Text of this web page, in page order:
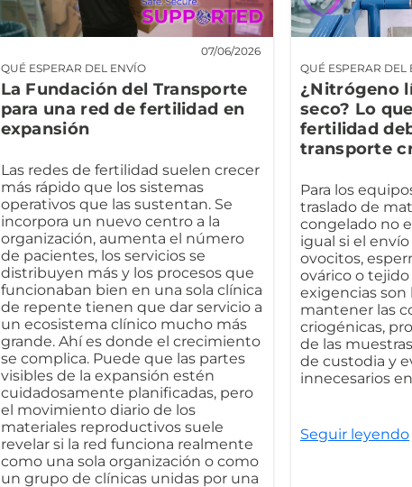
QUÉ ESPERAR DEL ENVÍO
07/06/2026
La Fundación del Transporte
para una red de fertilidad en
expansión
Las redes de fertilidad suelen crecer
más rápido que los sistemas
operativos que las sustentan. Se
incorpora un nuevo centro a la
organización, aumenta el número
de pacientes, los servicios se
distribuyen más y los procesos que
funcionaban bien en una sola clínica
de repente tienen que dar servicio a
un ecosistema clínico mucho más
grande. Ahí es donde el crecimiento
se complica. Puede que las partes
visibles de la expansión estén
cuidadosamente planificadas, pero
el movimiento diario de los
materiales reproductivos suele
revelar si la red funciona realmente
como una sola organización o como
un grupo de clínicas unidas por una
QUÉ ESPERAR DEL
¿Nitrógeno
seco? Lo
fertilidad
transporte
Para los
traslado de
congelado no
igual si el
ovocitos,
ovárico o
exigencias son
mantener las
criogénicas,
de las
de custodia y
innecesarios
Seguir leyendo